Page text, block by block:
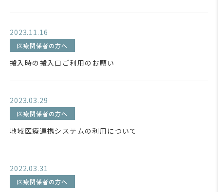
2023.11.16
医療関係者の方へ
搬入時の搬入口ご利用のお願い
2023.03.29
医療関係者の方へ
地域医療連携システムの利用について
2022.03.31
医療関係者の方へ